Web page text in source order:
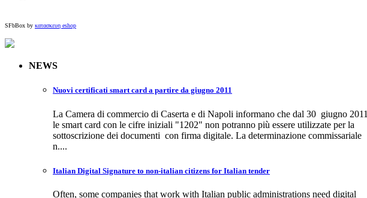
SFbBox by κατασκευη eshop
NEWS
Nuovi certificati smart card a partire da giugno 2011
La Camera di commercio di Caserta e di Napoli informano che dal 30 giugno 2011
le smart card con le cifre iniziali "1202" non potranno più essere utilizzate per la
sottoscrizione dei documenti con firma digitale. La determinazione commissariale
n....
Italian Digital Signature to non-italian citizens for Italian tender
Often, some companies that work with Italian public administrations need digital